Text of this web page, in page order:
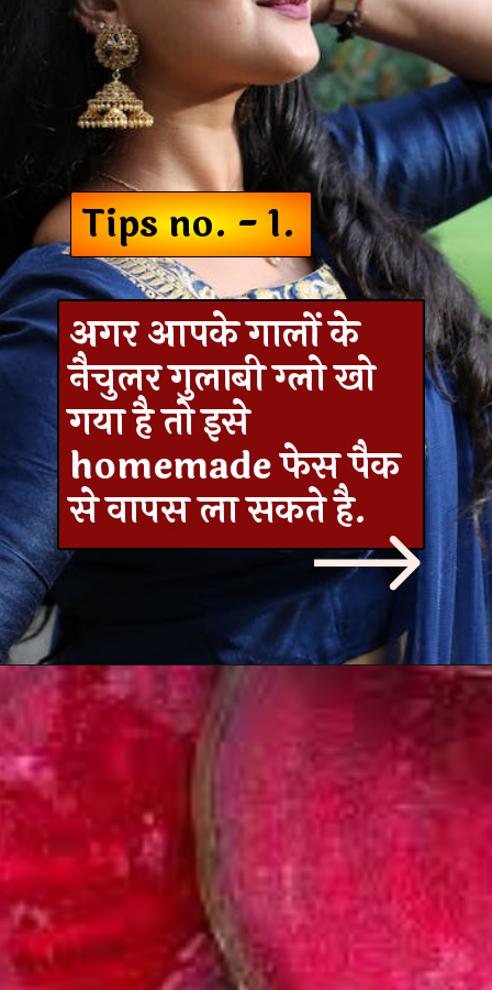
Tips no. - 1.
अगर आपके गालों के
नैचुलर गुलाबी ग्लो खो
गया है तो इसे
homemade फेस पैक
से वापस ला सकते है.